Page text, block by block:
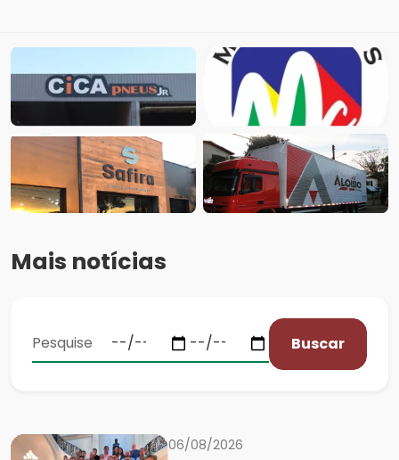
Mais notícias
Buscar
06/08/2026